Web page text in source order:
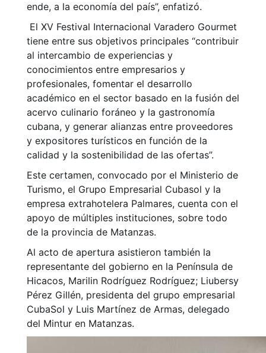
ende, a la economía del país”, enfatizó.
El XV Festival Internacional Varadero Gourmet
tiene entre sus objetivos principales “contribuir
al intercambio de experiencias y
conocimientos entre empresarios y
profesionales, fomentar el desarrollo
académico en el sector basado en la fusión del
acervo culinario foráneo y la gastronomía
cubana, y generar alianzas entre proveedores
y expositores turísticos en función de la
calidad y la sostenibilidad de las ofertas”.
Este certamen, convocado por el Ministerio de
Turismo, el Grupo Empresarial Cubasol y la
empresa extrahotelera Palmares, cuenta con el
apoyo de múltiples instituciones, sobre todo
de la provincia de Matanzas.
Al acto de apertura asistieron también la
representante del gobierno en la Península de
Hicacos, Marilin Rodríguez Rodríguez; Liubersy
Pérez Gillén, presidenta del grupo empresarial
CubaSol y Luis Martínez de Armas, delegado
del Mintur en Matanzas.